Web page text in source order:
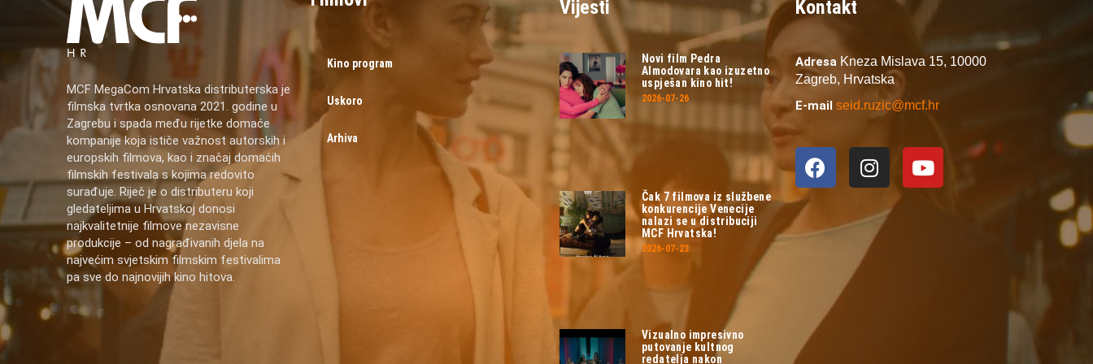
MCF MegaCom Hrvatska distributerska je
filmska tvrtka osnovana 2021. godine u
Zagrebu i spada među rijetke domaće
kompanije koja ističe važnost autorskih i
europskih filmova, kao i značaj domaćih
filmskih festivala s kojima redovito
surađuje. Riječ je o distributeru koji
gledateljima u Hrvatskoj donosi
najkvalitetnije filmove nezavisne
produkcije – od nagrađivanih djela na
najvećim svjetskim filmskim festivalima
pa sve do najnovijih kino hitova.
Kino program
Uskoro
Arhiva
Vijesti
Novi film Pedra
Almodovara kao izuzetno
uspješan kino hit!
2026-07-26
Čak 7 filmova iz službene
konkurencije Venecije
nalazi se u distribuciji
MCF Hrvatska!
2026-07-23
Vizualno impresivno
putovanje kultnog
redatelja nakon
Kontakt
Adresa Kneza Mislava 15, 10000
Zagreb, Hrvatska
E-mail seid.ruzic@mcf.hr